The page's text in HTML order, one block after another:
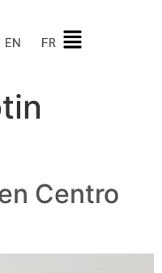
EN FR
Centro